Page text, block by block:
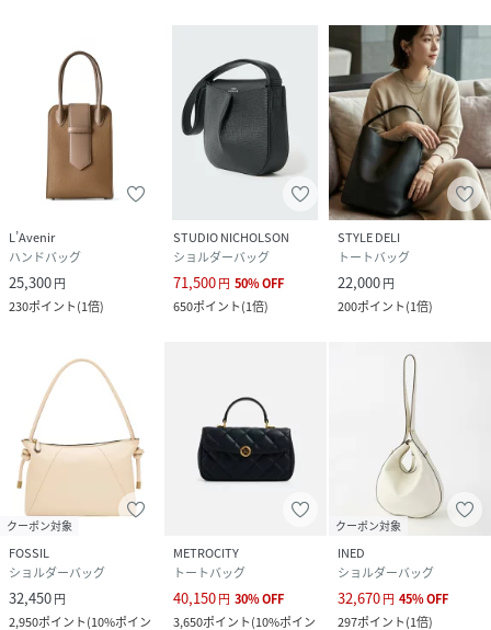
L’Avenir
ハンドバッグ
25,300円
230ポイント(1倍)
STUDIO NICHOLSON
ショルダーバッグ
71,500円 50%OFF
650ポイント(1倍)
STYLE DELI
トートバッグ
22,000円
200ポイント(1倍)
クーポン対象
FOSSIL
ショルダーバッグ
32,450円
2,950ポイント(10%ポイン
METROCITY
トートバッグ
40,150円 30%OFF
3,650ポイント(10%ポイン
クーポン対象
INED
ショルダーバッグ
32,670円 45%OFF
297ポイント(1倍)